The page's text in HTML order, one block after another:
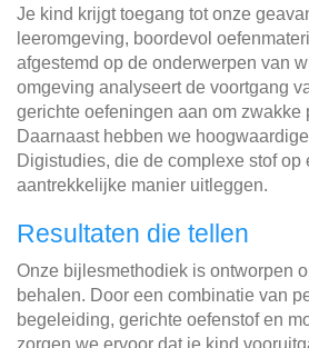
Je kind krijgt toegang tot onze
leeromgeving, boordevol
afgestemd op de onderwerpen van
omgeving analyseert de voortgang
gerichte oefeningen aan om zwakke
Daarnaast hebben we
Digistudies, die de complexe stof op
aantrekkelijke manier uitleggen.
Resultaten die tellen
Onze bijlesmethodiek is ontworpen
behalen. Door een combinatie van
begeleiding, gerichte oefenstof en
zorgen we ervoor dat je kind